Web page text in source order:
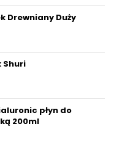
Drewniany Duży
Shuri
płyn do
200ml